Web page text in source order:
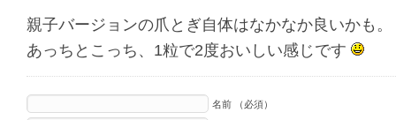
親子バージョンの爪とぎ自体はなかなか良いかも。
あっちとこっち、1粒で2度おいしい感じです
名前 （必須）